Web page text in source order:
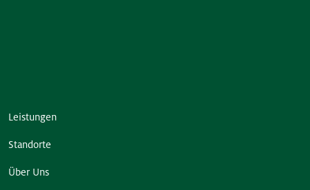
Leistungen
Standorte
Über Uns